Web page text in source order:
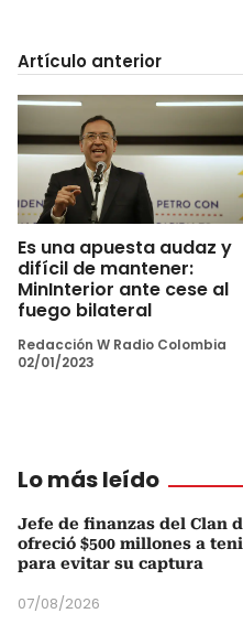
Artículo anterior
Es una apuesta audaz y
difícil de mantener:
MinInterior ante cese al
fuego bilateral
Redacción W Radio Colombia
02/01/2023
Lo más leído
Jefe de finanzas del Clan
ofreció $500 millones a
para evitar su captura
07/08/2026